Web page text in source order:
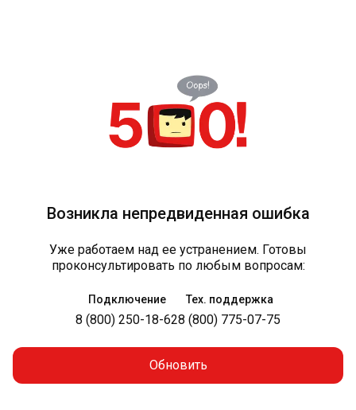
Возникла непредвиденная ошибка
Уже работаем над ее устранением. Готовы
проконсультировать по любым вопросам:
Подключение
8 (800) 250-18-62
Тех. поддержка
8 (800) 775-07-75
Обновить